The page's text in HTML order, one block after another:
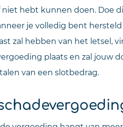
niet hebt kunnen doen. Doe
je volledig bent
zal hebben van het letsel,
plaats en zal jouw
van een slotbedrag.